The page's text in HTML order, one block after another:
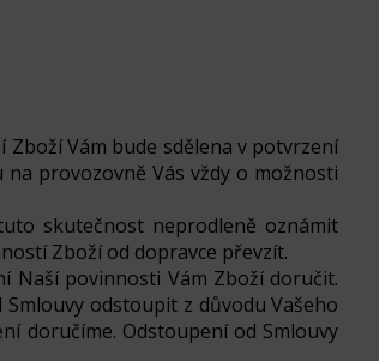
Vám bude sdělena v potvrzení
provozovně Vás vždy o možnosti
skutečnost neprodleně oznámit
Zboží od dopravce převzít.
Naší povinnosti Vám Zboží doručit.
odstoupit z důvodu Vašeho
doručíme. Odstoupení od Smlouvy